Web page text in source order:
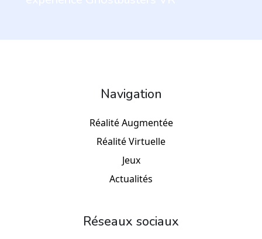
Navigation
Réalité Augmentée
Réalité Virtuelle
Jeux
Actualités
Réseaux sociaux